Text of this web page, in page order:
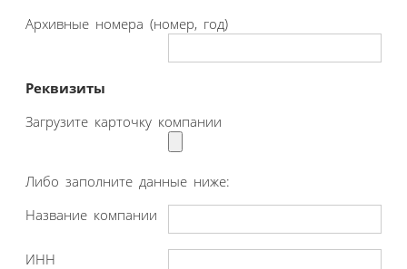
Архивные номера (номер, год)
Реквизиты
Загрузите карточку компании
Либо заполните данные ниже:
Название компании
ИНН